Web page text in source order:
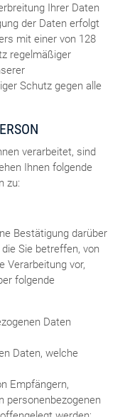
Ihrer Daten
der Daten erfolgt
mit einer von 128
regelmäßiger
Schutz gegen alle
verarbeitet, sind
Ihnen folgende
zu:
Bestätigung darüber
Sie betreffen, von
Verarbeitung vor,
folgende
Daten
Daten, welche
Empfängern,
personenbezogenen